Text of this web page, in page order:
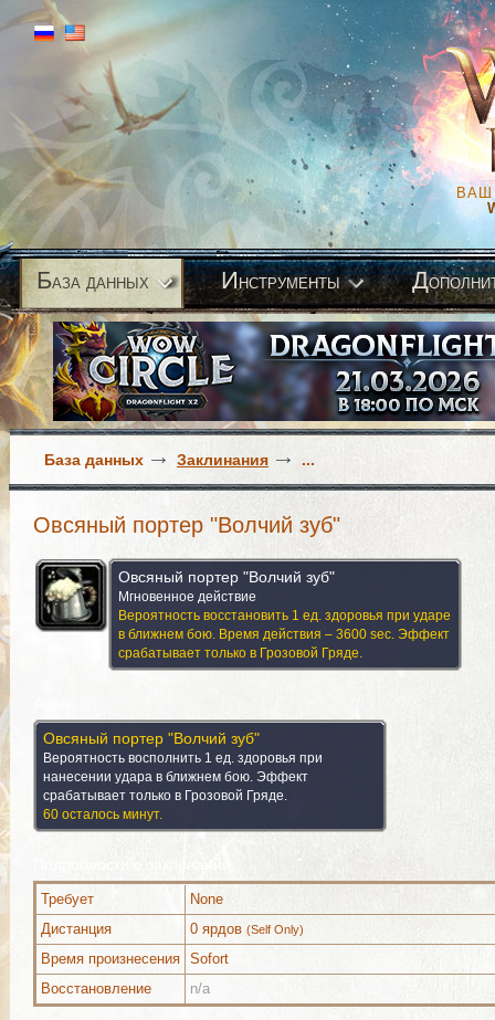
ВАШ
База данных Инструменты Д
База данных Заклинания ...
Овсяный портер "Волчий зуб"
Овсяный портер "Волчий зуб"
Мгновенное действие
Вероятность восстановить 1 ед. здоровья при ударе
в ближнем бою. Время действия – 3600 sec. Эффект
срабатывает только в Грозовой Гряде.
Овсяный портер "Волчий зуб"
Вероятность восполнить 1 ед. здоровья при
нанесении удара в ближнем бою. Эффект
срабатывает только в Грозовой Гряде.
60 осталось минут.
Требует
None
Дистанция
0 ярдов (Self Only)
Время произнесения Sofort
Восстановление
n/a
Используется (1) Комментарии Изображения
Используется (1) Комментарии Изображения